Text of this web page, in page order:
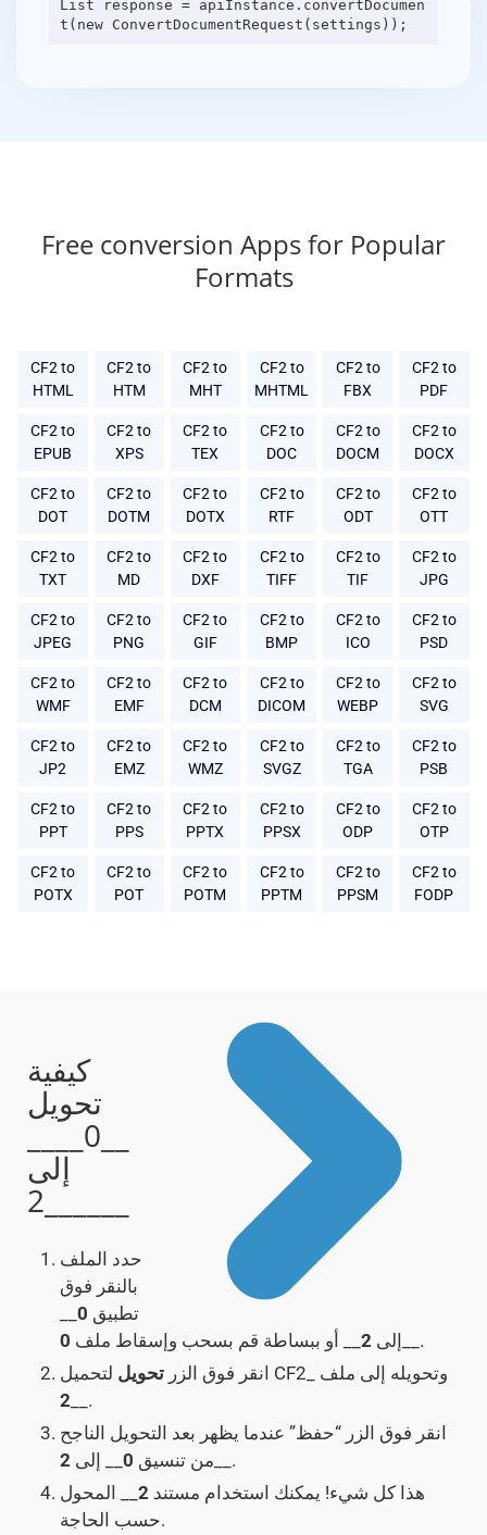
List response = apiInstance.convertDocumen
Free conversion Apps for Popular
Formats
CF2 to
HTML
CF2 to
HTM
CF2 to
MHT
CF2 to
MHTML
CF2 to
FBX
CF2 to
PDF
CF2 to
EPUB
CF2 to
XPS
CF2 to
TEX
CF2 to
DOC
CF2 to
DOCM
CF2 to
DOCX
CF2 to
DOT
CF2 to
DOTM
CF2 to
DOTX
CF2 to
RTF
CF2 to
ODT
CF2 to
OTT
CF2 to
TXT
CF2 to
MD
CF2 to
DXF
CF2 to
TIFF
CF2 to
TIF
CF2 to
JPG
CF2 to
JPEG
CF2 to
PNG
CF2 to
GIF
CF2 to
BMP
CF2 to
ICO
CF2 to
PSD
CF2 to
WMF
CF2 to
EMF
CF2 to
DCM
CF2 to
DICOM
CF2 to
WEBP
CF2 to
SVG
CF2 to
JP2
CF2 to
EMZ
CF2 to
WMZ
CF2 to
SVGZ
CF2 to
TGA
CF2 to
PSB
CF2 to
PPT
CF2 to
PPS
CF2 to
PPTX
CF2 to
PPSX
CF2 to
ODP
CF2 to
OTP
CF2 to
POTX
CF2 to
POT
CF2 to
POTM
CF2 to
PPTM
CF2 to
PPSM
CF2 to
FODP
كيفية
تحويل
__0____
إلى
حدد الملف
بالنقر فوق
تطبيق 0
إلى 2 __ أو ببساطة قم بسحب وإسقاط ملف 0
__.
انقر فوق الزر تحويل
لتحميل CF2_ وتحويله إلى ملف
2 __.
انقر فوق الزر “حفظ” عندما يظهر بعد التحويل الناجح
من تنسيق 0 __ إلى 2
__.
هذا كل شيء! يمكنك استخدام مستند 2 __ المحول
حسب الحاجة.